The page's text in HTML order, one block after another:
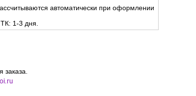
автоматически при оформлении
1-3 дня.